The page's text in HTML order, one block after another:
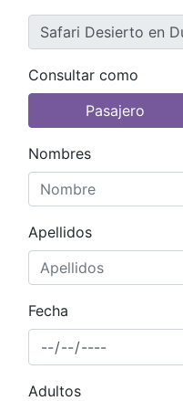
Consultar como
Pasajero
Nombres
Apellidos
Fecha
Adultos